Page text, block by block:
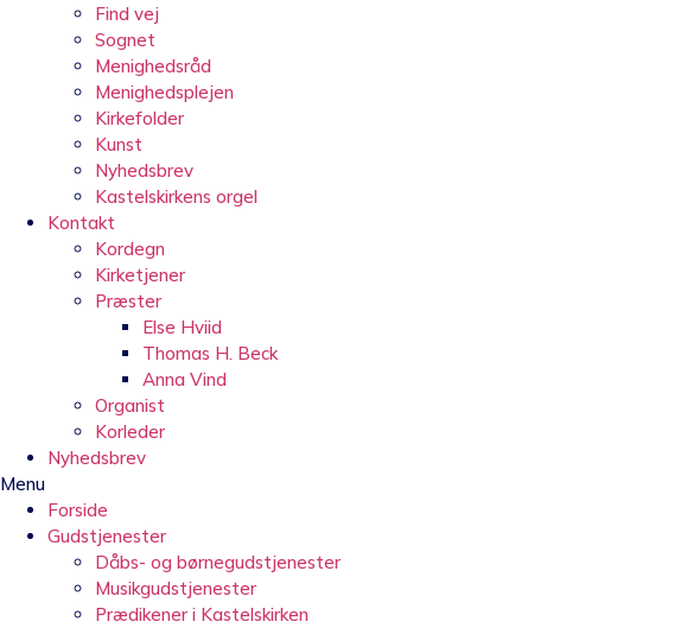
Find vej
Sognet
Menighedsråd
Menighedsplejen
Kirkefolder
Kunst
Nyhedsbrev
Kastelskirkens orgel
Kontakt
Kordegn
Kirketjener
Præster
Else Hviid
Thomas H. Beck
Anna Vind
Organist
Korleder
Nyhedsbrev
Menu
Forside
Gudstjenester
Dåbs- og børnegudstjenester
Musikgudstjenester
Prædikener i Kastelskirken